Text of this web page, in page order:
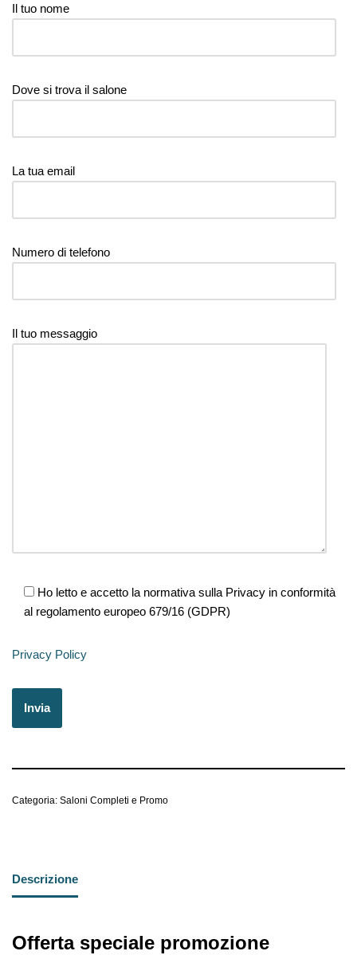
Il tuo nome
Dove si trova il salone
La tua email
Numero di telefono
Il tuo messaggio
Ho letto e accetto la normativa sulla Privacy in conformità
al regolamento europeo 679/16 (GDPR)
Privacy Policy
Categoria: Saloni Completi e Promo
Descrizione
Offerta speciale promozione